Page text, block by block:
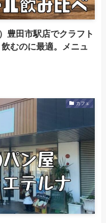
豊田市駅店でクラフト
むのに最適。メニュ
カフェ